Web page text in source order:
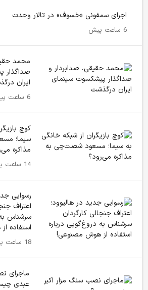
اجرای سمفونی «خسوف» در تالار وحدت
6 ساعت پیش
محمد
صداگذار
ایران
6 ساعت پیش
کوچ
سیما؛
مذاکره
14 ساعت پیش
رسوایی
اعتراف
سرشناس
استفاده
18 ساعت پیش
ماجرای
عبدی